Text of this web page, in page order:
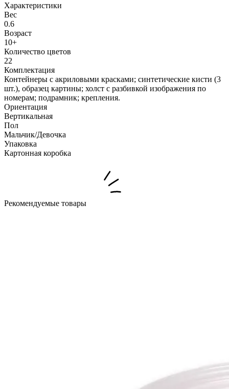
Характеристики
Вес
0.6
Возраст
10+
Количество цветов
22
Комплектация
Контейнеры с акриловыми красками; синтетические кисти (3
шт.), образец картины; холст с разбивкой изображения по
номерам; подрамник; крепления.
Ориентация
Вертикальная
Пол
Мальчик/Девочка
Упаковка
Картонная коробка
Рекомендуемые товары